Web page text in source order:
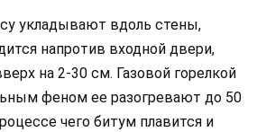
укладывают вдоль стены,
напротив входной двери,
на 2-30 см. Газовой горелкой
феном ее разогревают до 50
чего битум плавится и